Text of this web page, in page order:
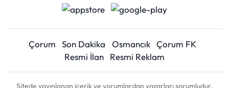
Çorum Son Dakika Osmancık Çorum FK
Resmi İlan
Resmi Reklam